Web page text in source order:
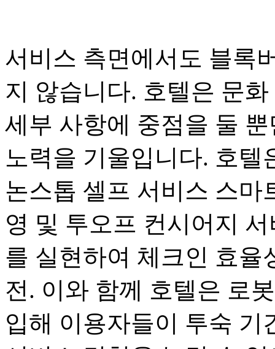
서비스 측면에서도 블록
지 않습니다. 호텔은 문
세부 사항에 중점을 둘
노력을 기울입니다. 호
논스톱 셀프 서비스 스마
영 및 투오프 컨시어지
를 실현하여 체크인 효율
전. 이와 함께 호텔은 로
입해 이용자들이 투숙 기